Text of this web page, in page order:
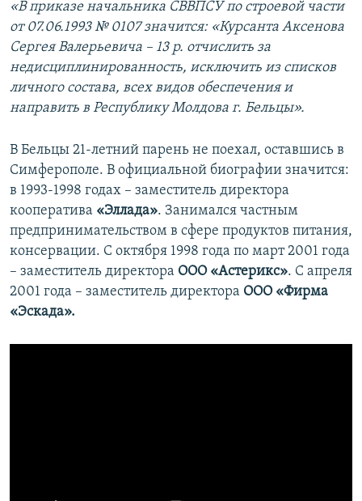
«В приказе начальника СВВПСУ по строевой части
от 07.06.1993 № 0107 значится: «Курсанта Аксенова
Сергея Валерьевича – 13 р. отчислить за
недисциплинированность, исключить из списков
личного состава, всех видов обеспечения и
направить в Республику Молдова г. Бельцы».
В Бельцы 21-летний парень не поехал, оставшись в
Симферополе. В официальной биографии значится:
в 1993-1998 годах – заместитель директора
кооператива «Эллада». Занимался частным
предпринимательством в сфере продуктов питания,
консервации. С октября 1998 года по март 2001 года
– заместитель директора ООО «Астерикс». С апреля
2001 года – заместитель директора ООО «Фирма
«Эскада».